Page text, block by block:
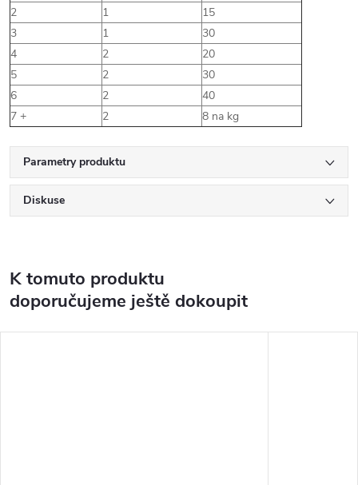
2
1
15
3
1
30
4
2
20
5
2
30
6
2
40
7 +
2 8 na kg
Parametry produktu
Diskuse
K tomuto produktu
doporučujeme ještě dokoupit